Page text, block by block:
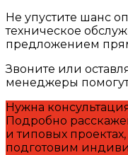
Не упустите шанс
техническое
предложением
Звоните или
менеджеры
Нужна
Подробно
и типовых
подготовим